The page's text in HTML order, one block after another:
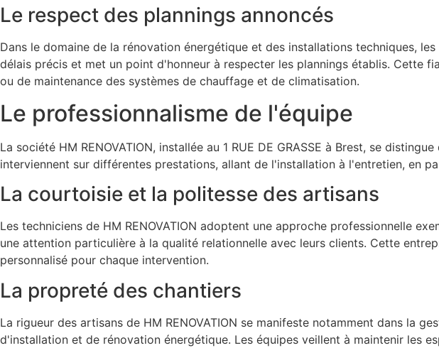
Le respect des plannings annoncés
Dans le domaine de la rénovation énergétique et des installations techniques,
délais précis et met un point d'honneur à respecter les plannings établis. Cette
ou de maintenance des systèmes de chauffage et de climatisation.
Le professionnalisme de l'équipe
La société HM RENOVATION, installée au 1 RUE DE GRASSE à Brest, se
interviennent sur différentes prestations, allant de l'installation à l'entretien, en
La courtoisie et la politesse des artisans
Les techniciens de HM RENOVATION adoptent une approche professionnelle
une attention particulière à la qualité relationnelle avec leurs clients. Cette
personnalisé pour chaque intervention.
La propreté des chantiers
La rigueur des artisans de HM RENOVATION se manifeste notamment dans la
d'installation et de rénovation énergétique. Les équipes veillent à maintenir les